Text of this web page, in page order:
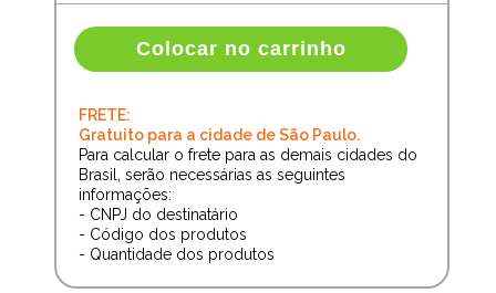
Colocar no carrinho
FRETE:
Gratuito para a cidade de São Paulo.
Para calcular o frete para as demais cidades do
Brasil, serão necessárias as seguintes
informações:
- CNPJ do destinatário
- Código dos produtos
- Quantidade dos produtos